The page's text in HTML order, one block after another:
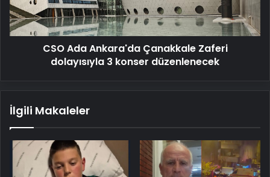
3
konser
düzenlenecek
CSO Ada Ankara'da Çanakkale Zaferi
dolayısıyla 3 konser düzenlenecek
İlgili Makaleler